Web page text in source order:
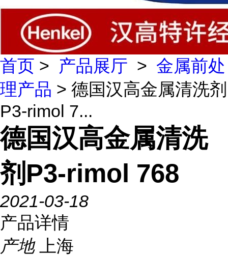
首页 > 产品展厅 > 金属前处
理产品 > 德国汉高金属清洗剂
P3-rimol 7...
德国汉高金属清洗
剂P3-rimol 768
2021-03-18
产品详情
产地
上海